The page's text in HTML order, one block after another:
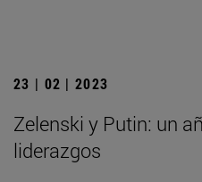
23 | 02 | 2023
Zelenski y Putin: un
liderazgos